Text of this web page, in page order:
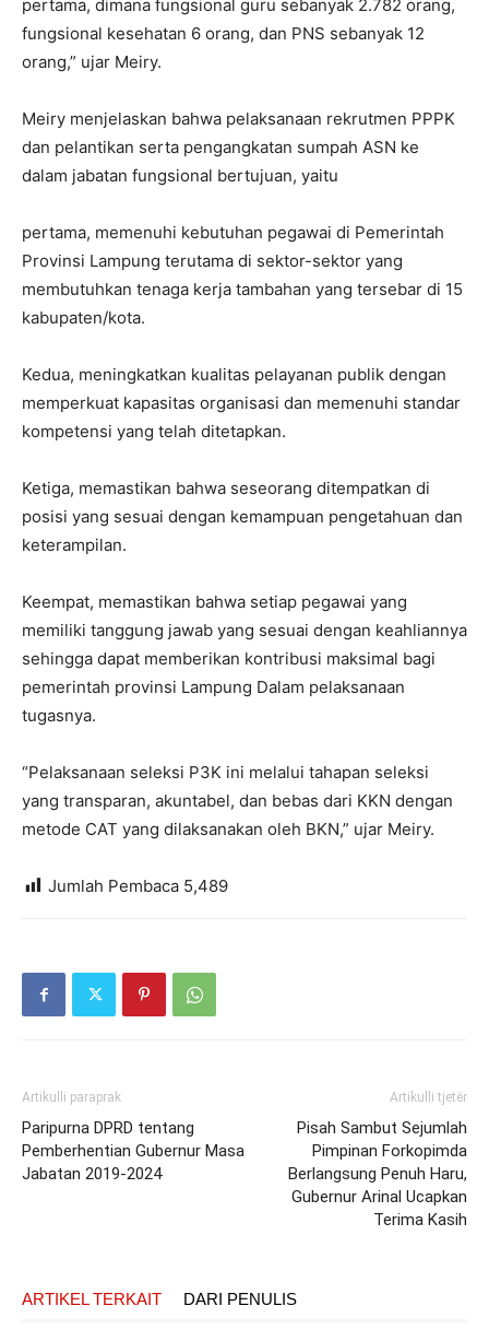
pertama, dimana fungsional guru sebanyak 2.782 orang,
fungsional kesehatan 6 orang, dan PNS sebanyak 12
orang,” ujar Meiry.
Meiry menjelaskan bahwa pelaksanaan rekrutmen PPPK
dan pelantikan serta pengangkatan sumpah ASN ke
dalam jabatan fungsional bertujuan, yaitu
pertama, memenuhi kebutuhan pegawai di Pemerintah
Provinsi Lampung terutama di sektor-sektor yang
membutuhkan tenaga kerja tambahan yang tersebar di 15
kabupaten/kota.
Kedua, meningkatkan kualitas pelayanan publik dengan
memperkuat kapasitas organisasi dan memenuhi standar
kompetensi yang telah ditetapkan.
Ketiga, memastikan bahwa seseorang ditempatkan di
posisi yang sesuai dengan kemampuan pengetahuan dan
keterampilan.
Keempat, memastikan bahwa setiap pegawai yang
memiliki tanggung jawab yang sesuai dengan keahliannya
sehingga dapat memberikan kontribusi maksimal bagi
pemerintah provinsi Lampung Dalam pelaksanaan
tugasnya.
“Pelaksanaan seleksi P3K ini melalui tahapan seleksi
yang transparan, akuntabel, dan bebas dari KKN dengan
metode CAT yang dilaksanakan oleh BKN,” ujar Meiry.
Jumlah Pembaca 5,489
Artikulli paraprak
Paripurna DPRD tentang
Pemberhentian Gubernur Masa
Jabatan 2019-2024
Artikulli tjetër
Pisah Sambut Sejumlah
Pimpinan Forkopimda
Berlangsung Penuh Haru,
Gubernur Arinal Ucapkan
Terima Kasih
ARTIKEL TERKAIT DARI PENULIS